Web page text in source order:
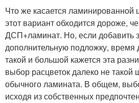
Что же касается
этот вариант обходится дороже,
ДСП+ламинат. Но, если добавить
дополнительную подложку, время
такой и большой кажется эта
выбор расцветок далеко не такой
обычного ламината. В общем,
исходя из собственных